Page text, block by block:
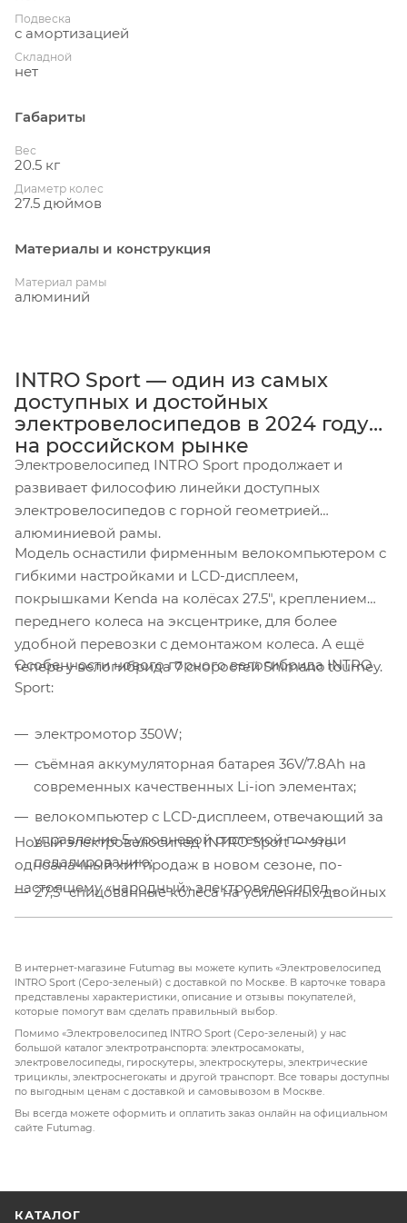
Подвеска
с амортизацией
Складной
нет
Габариты
Вес
20.5 кг
Диаметр колес
27.5 дюймов
Материалы и конструкция
Материал рамы
алюминий
INTRO Sport — один из самых
доступных и достойных
электровелосипедов в 2024 году
на российском рынке
Электровелосипед INTRO Sport продолжает и
развивает философию линейки доступных
электровелосипедов с горной геометрией
алюминиевой рамы.
Модель оснастили фирменным велокомпьютером с
гибкими настройками и LCD-дисплеем,
покрышками Kenda на колёсах 27.5", креплением
переднего колеса на эксцентрике, для более
удобной перевозки с демонтажом колеса. А ещё
теперь у велогибрида 7 скоростей Shimano tourney.
Особенности нового горного велогибрида INTRO
Sport:
электромотор 350W;
съёмная аккумуляторная батарея 36V/7.8Ah на
современных качественных Li-ion элементах;
велокомпьютер с LCD-дисплеем, отвечающий за
управление 5-уровневой системой помощи
педалированию;
27,5" спицованные колёса на усиленных двойных
ободах;
быстросъёмное переднее колесо на эксцентрике;
амортизационная пружинно-эластомерная
вилка;
дисковая тормозная система с тормозными
дисками 160 мм;
7-скоростная система передач Shimano Tourney с
удобными переключателями системы Micro Shift;
Новый электровелосипед INTRO Sport — это
однозначный хит продаж в новом сезоне, по-
настоящему «народный» электровелосипед,
самое главное!
В интернет-магазине Futumag вы можете купить «Электровелосипед
INTRO Sport (Серо-зеленый) с доставкой по Москве. В карточке товара
представлены характеристики, описание и отзывы покупателей,
которые помогут вам сделать правильный выбор.
Помимо «Электровелосипед INTRO Sport (Серо-зеленый) у нас
большой каталог электротранспорта: электросамокаты,
электровелосипеды, гироскутеры, электроскутеры, электрические
трициклы, электроснегокаты и другой транспорт. Все товары доступны
по выгодным ценам с доставкой и самовывозом в Москве.
Вы всегда можете оформить и оплатить заказ онлайн на официальном
сайте Futumag.
КАТАЛОГ